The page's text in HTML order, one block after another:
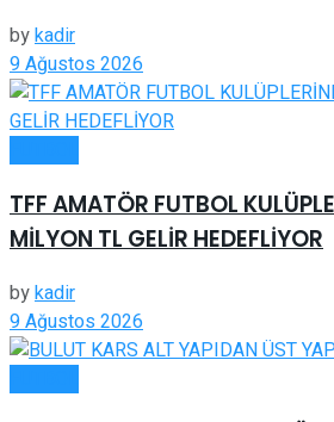
bykadir
9 Ağustos 2026
TFF AMATÖR FUTBOL
MİLYON TL GELİR HEDEFLİYOR
bykadir
9 Ağustos 2026